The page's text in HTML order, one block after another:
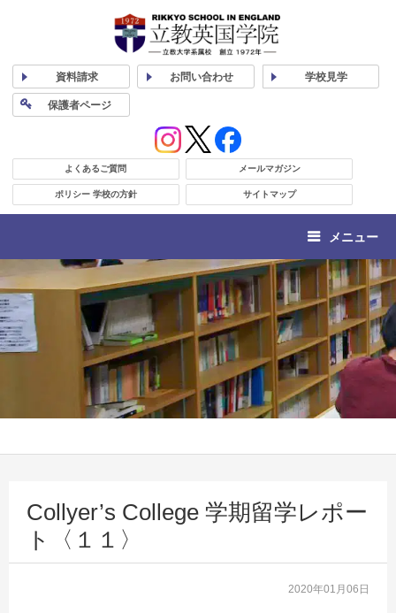
資料請求 お問い合わせ 学校見学
保護者ページ
よくあるご質問 メールマガジン
ポリシー 学校の方針 サイトマップ
メニュー
Collyer’s College 学期留学レポー
ト〈１１〉
2020年01月06日